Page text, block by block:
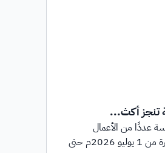
تنجز أكث...
عددًا من الأعمال
والخدمات البلدية خلال الفترة من 1 يوليو 2026م حتى